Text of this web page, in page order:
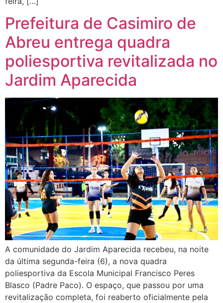
Prefeitura de Casimiro de
Abreu entrega quadra
poliesportiva revitalizada no
Jardim Aparecida
A comunidade do Jardim Aparecida recebeu, na noite
da última segunda-feira (6), a nova quadra
poliesportiva da Escola Municipal Francisco Peres
Blasco (Padre Paco). O espaço, que passou por uma
revitalização completa, foi reaberto oficialmente pela